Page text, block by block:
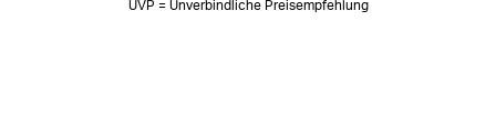
UVP = Unverbindliche Preisempfehlung